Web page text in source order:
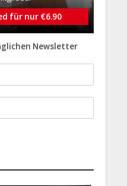
für nur €6.90
Newsletter